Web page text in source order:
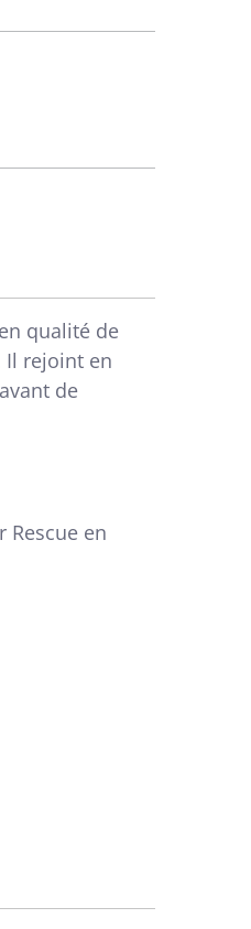
qualité de
Il rejoint en
de
en